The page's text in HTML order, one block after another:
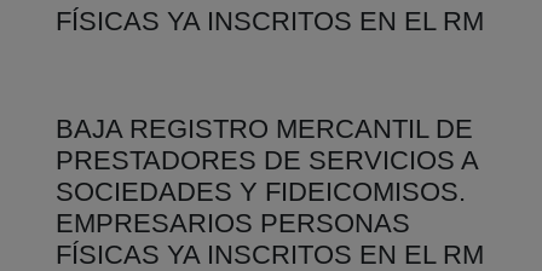
FÍSICAS YA INSCRITOS EN EL RM
BAJA REGISTRO MERCANTIL DE
PRESTADORES DE SERVICIOS A
SOCIEDADES Y FIDEICOMISOS.
EMPRESARIOS PERSONAS
FÍSICAS YA INSCRITOS EN EL RM